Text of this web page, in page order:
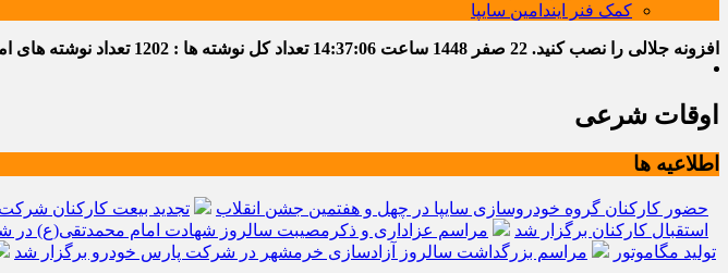
کمک فنر ایندامین سایپا
افزونه جلالی را نصب کنید. 22 صفر 1448 ساعت 14:37:07 تعداد کل نوشته ها : 1202 تعداد نوشته های
اوقات شرعی
اطلاعیه ها
حضور کارکنان گروه خودروسازی سایپا در چهل و هفتمین جشن انقلاب تجدید بیعت کارکنان شرکت
استقبال کارکنان برگزار شد
مراسم عزاداری و ذکرمصیبت سالروز شهادت امام محمدتقی(ع) در
تولید مگاموتور
مراسم بزرگداشت سالروز آزادسازی خرمشهر در شرکت پارس خودرو برگزار شد